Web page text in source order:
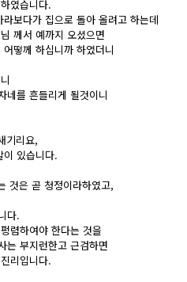
였습니다.
보다가 집으로 돌아 올려고 하는데
께서 예까지 오셨으면
떻께 하십니까 하였더니
네를 흔들리게 될것이니
기리요,
이 있습니다.
것은 곧 청정이라하였고,
다.
렴하여야 한다는 것을
는 부지런한고 근검하면
리입니다.